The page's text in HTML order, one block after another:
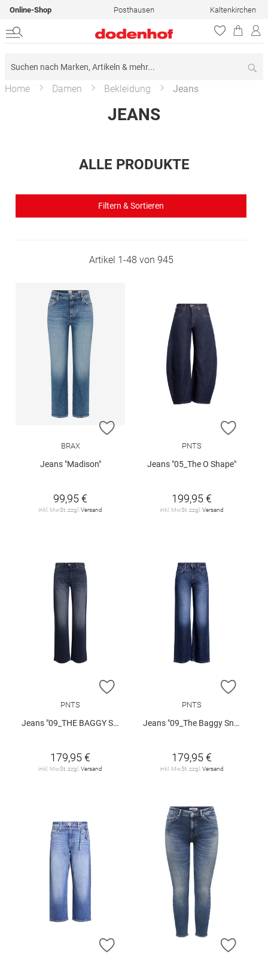
Online-Shop Posthausen Kaltenkirchen
Home Damen Bekleidung Jeans
JEANS
ALLE PRODUKTE
Filtern & Sortieren
Artikel 1-48 von 945
ZUR WUNSCHLISTE HINZUFÜGEN
BRAX
Jeans "Madison"
99,95 €
inkl. MwSt. zzgl. Versand
ZUR
PNTS
Jeans "05_The O Shape"
199,95 €
inkl. MwSt. zzgl. Versand
ZUR WUNSCHLISTE HINZUFÜGEN
PNTS
Jeans "09_THE BAGGY SNOS"
179,95 €
inkl. MwSt. zzgl. Versand
ZUR
PNTS
Jeans "09_The Baggy Snos"
179,95 €
inkl. MwSt. zzgl. Versand
ZUR WUNSCHLISTE HINZUFÜGEN
ZUR